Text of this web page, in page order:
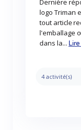
Dernière
logo Triman
tout article
l'emballage
dans la...
4 activité(s)